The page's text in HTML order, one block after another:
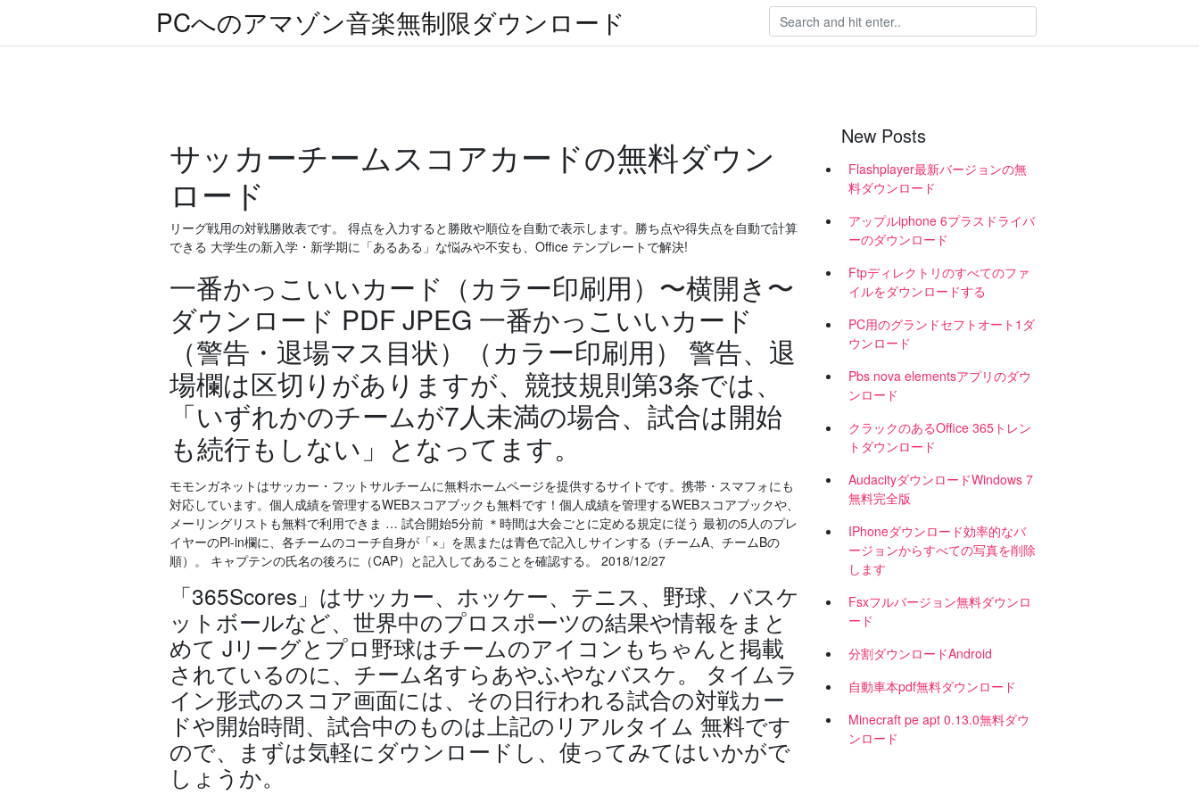
PCへのアマゾン音楽無制限ダウンロード
サッカーチームスコアカードの無料ダウン
ロード
リーグ戦用の対戦勝敗表です。 得点を入力すると勝敗や順位を自動で表示します。勝ち点や得失点を自動で計算
できる 大学生の新入学・新学期に「あるある」な悩みや不安も、Office テンプレートで解決!
一番かっこいいカード（カラー印刷用）〜横開き〜
ダウンロード PDF JPEG 一番かっこいいカード
（警告・退場マス目状）（カラー印刷用） 警告、退
場欄は区切りがありますが、競技規則第3条では、
「いずれかのチームが7人未満の場合、試合は開始
も続行もしない」となってます。
モモンガネットはサッカー・フットサルチームに無料ホームページを提供するサイトです。携帯・スマフォにも
対応しています。個人成績を管理するWEBスコアブックも無料です！個人成績を管理するWEBスコアブックや、
メーリングリストも無料で利用できま … 試合開始5分前 ＊時間は大会ごとに定める規定に従う 最初の5人のプレ
イヤーのPl-in欄に、各チームのコーチ自身が「×」を黒または青色で記入しサインする（チームA、チームBの
順）。 キャプテンの氏名の後ろに（CAP）と記入してあることを確認する。 2018/12/27
「365Scores」はサッカー、ホッケー、テニス、野球、バスケ
ットボールなど、世界中のプロスポーツの結果や情報をまと
めて Jリーグとプロ野球はチームのアイコンもちゃんと掲載
されているのに、チーム名すらあやふやなバスケ。 タイムラ
イン形式のスコア画面には、その日行われる試合の対戦カー
ドや開始時間、試合中のものは上記のリアルタイム 無料です
ので、まずは気軽にダウンロードし、使ってみてはいかがで
しょうか。
New Posts
Flashplayer最新バージョンの無
料ダウンロード
アップルiphone 6プラスドライバ
ーのダウンロード
Ftpディレクトリのすべてのファ
イルをダウンロードする
PC用のグランドセフトオート1ダ
ウンロード
Pbs nova elementsアプリのダウ
ンロード
クラックのあるOffice 365トレン
トダウンロード
AudacityダウンロードWindows 7
無料完全版
IPhoneダウンロード効率的なバ
ージョンからすべての写真を削除
します
Fsxフルバージョン無料ダウンロ
ード
分割ダウンロードAndroid
自動車本pdf無料ダウンロード
Minecraft pe apt 0.13.0無料ダウ
ンロード